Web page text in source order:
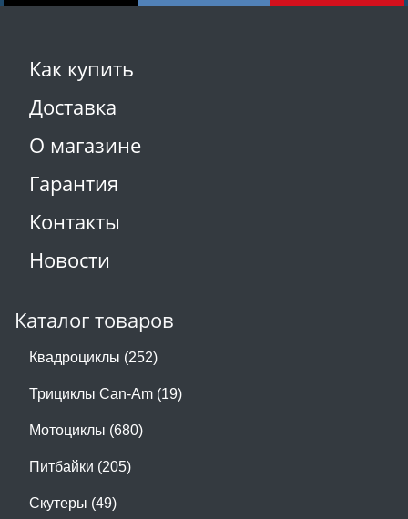
Как купить
Доставка
О магазине
Гарантия
Контакты
Новости
Каталог товаров
Квадроциклы (252)
Трициклы Can-Am (19)
Мотоциклы (680)
Питбайки (205)
Скутеры (49)